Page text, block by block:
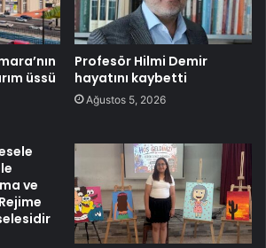
üssü
Profesör Hilmi Demir
hayatını kaybetti
Ağustos 5, 2026
ve